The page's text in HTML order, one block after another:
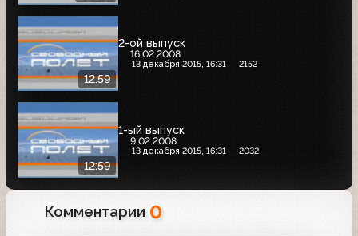
12:59
2-ой выпуск
16.02.2008
13 декабря 2015, 16:31 2152
12:59
1-ый выпуск
9.02.2008
13 декабря 2015, 16:31 2032
Комментарии 0